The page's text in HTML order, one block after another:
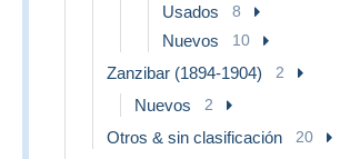
Usados 8
Nuevos 10
Zanzibar (1894-1904) 2
Nuevos 2
Otros & sin clasificación 20